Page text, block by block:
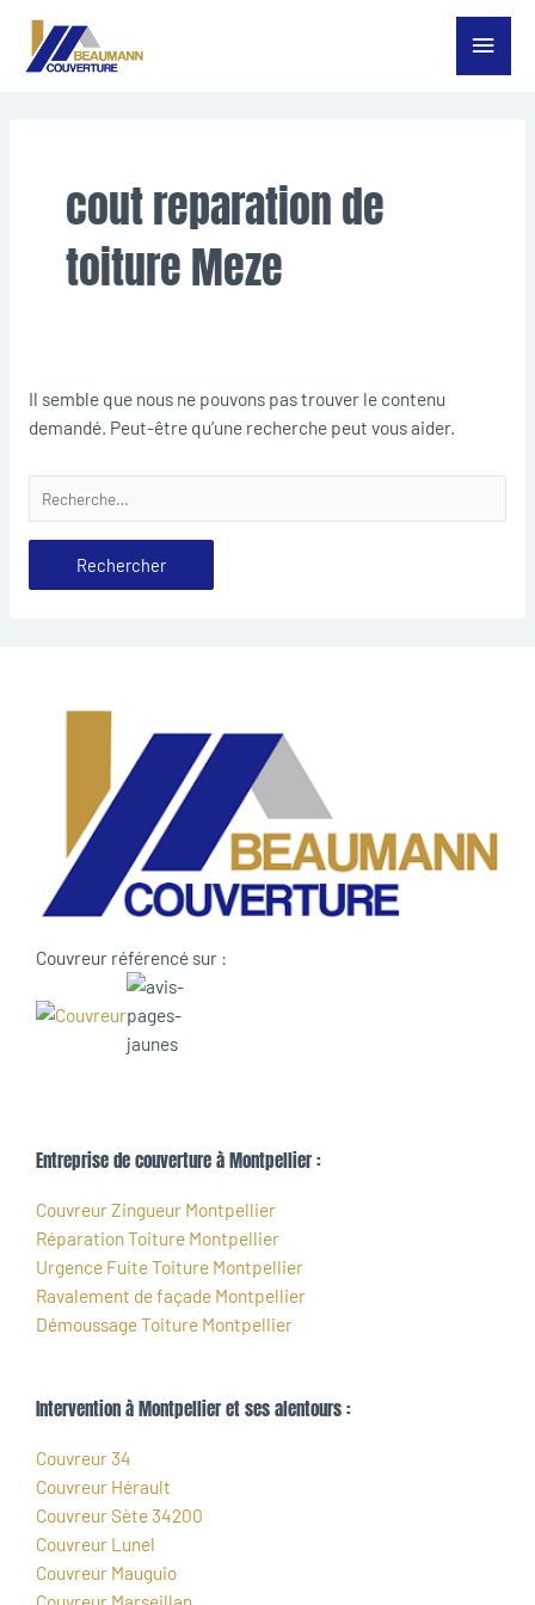
Aller
Menu
cout reparation de
toiture Meze
Il semble que nous ne pouvons pas trouver le contenu
demandé. Peut-être qu’une recherche peut vous aider.
Couvreur référencé sur :
Entreprise de couverture à Montpellier :
Couvreur Zingueur Montpellier
Réparation Toiture Montpellier
Urgence Fuite Toiture Montpellier
Ravalement de façade Montpellier
Démoussage Toiture Montpellier
Intervention à Montpellier et ses alentours :
Couvreur 34
Couvreur Hérault
Couvreur Sète 34200
Couvreur Lunel
Couvreur Mauguio